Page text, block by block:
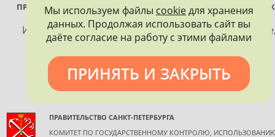
ПРОЕКТ РЕАЛИЗУЕТСЯ ПРИ ПОДДЕРЖКЕ ПРАВИТЕЛЬСТВА
ПЕТЕРБУРГА
Использование материалов, размещенных на
допускается только с согласия правообладателя и
обязательной ссылкой на источник информации.
ПРАВИТЕЛЬСТВО САНКТ-ПЕТЕРБУРГА
КОМИТЕТ ПО ГОСУДАРСТВЕННОМУ КОНТРОЛЮ,
Мы используем файлы cookieдля хранения
данных. Продолжая использовать сайт вы
даёте согласие на работу с этими файлами
ПРИНЯТЬ И ЗАКРЫТЬ